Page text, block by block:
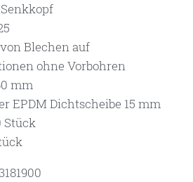
Blechen auf
ohne Vorbohren
mm
EPDM Dichtscheibe 15 mm
Stück